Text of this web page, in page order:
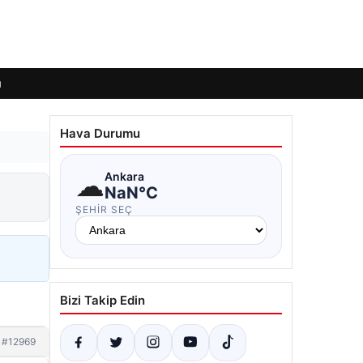
#12969
Hava Durumu
☁Ankara
NaN°C
ŞEHIR SEÇ
Bizi Takip Edin